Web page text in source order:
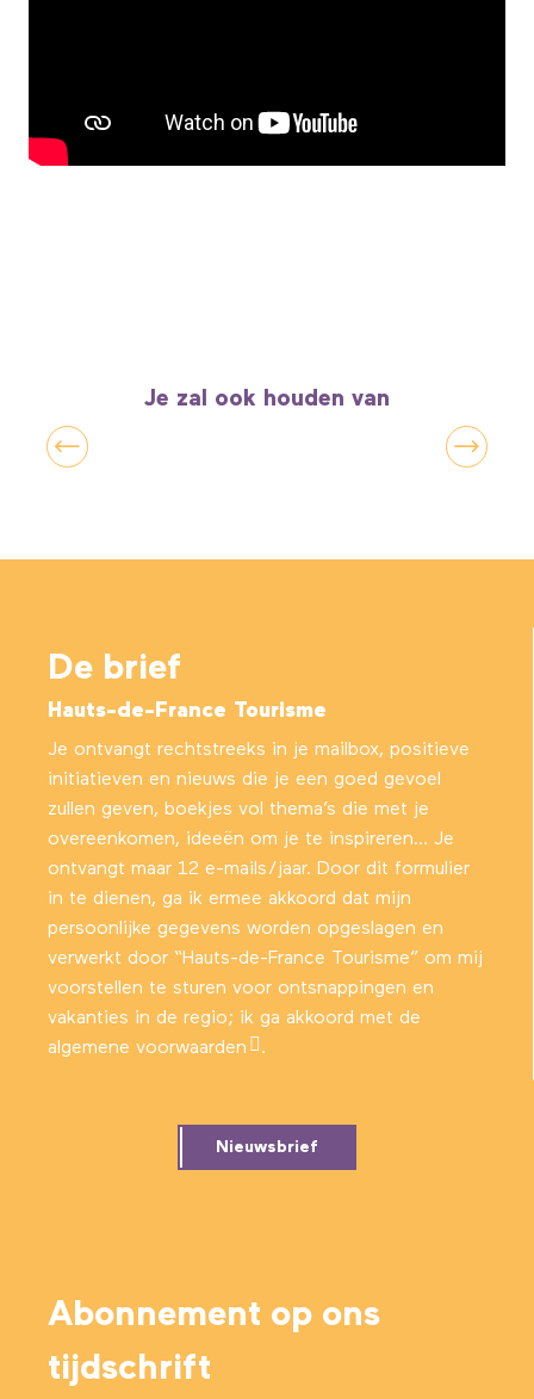
Je zal ook houden van
De brief
Hauts-de-France Tourisme
Je ontvangt rechtstreeks in je mailbox, positieve
initiatieven en nieuws die je een goed gevoel
zullen geven, boekjes vol thema’s die met je
overeenkomen, ideeën om je te inspireren… Je
ontvangt maar 12 e-mails/jaar. Door dit formulier
in te dienen, ga ik ermee akkoord dat mijn
persoonlijke gegevens worden opgeslagen en
verwerkt door “Hauts-de-France Tourisme” om mij
voorstellen te sturen voor ontsnappingen en
vakanties in de regio; ik ga akkoord met de
algemene voorwaarden
.
Nieuwsbrief
Abonnement op ons
tijdschrift